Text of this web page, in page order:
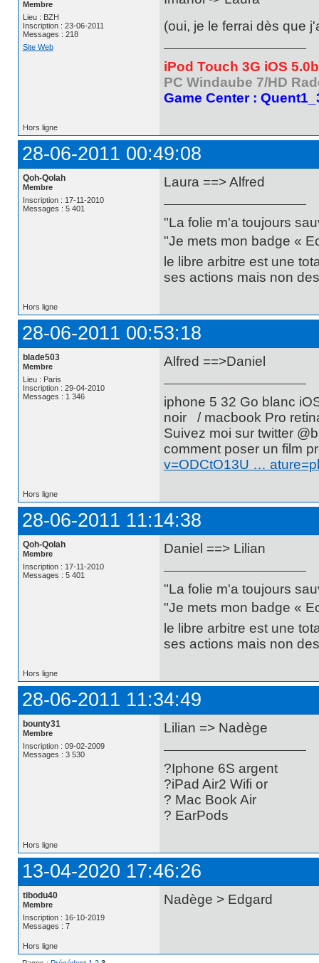
Membre
Lieu : BZH
Inscription : 23-06-2011
Messages : 218
Site Web
(oui, je le ferrai dès que
iPod Touch 3G iOS
PC Windaube 7/HD
Game Center :
Hors ligne
28-06-2011 00:49:08
Qoh-Qolah
Membre
Inscription : 17-11-2010
Messages : 5 401
Laura ==> Alfred
"La folie m'a toujours
"Je mets mon badge «
le libre arbitre est une
ses actions mais non
Hors ligne
28-06-2011 00:53:18
blade503
Membre
Lieu : Paris
Inscription : 29-04-2010
Messages : 1 346
Alfred ==>Daniel
iphone 5 32 Go blanc
noir / macbook Pro
Suivez moi sur twitter
comment poser un film
v=ODCtO13U …
Hors ligne
28-06-2011 11:14:38
Qoh-Qolah
Membre
Inscription : 17-11-2010
Messages : 5 401
Daniel ==> Lilian
"La folie m'a toujours
"Je mets mon badge «
le libre arbitre est une
ses actions mais non
Hors ligne
28-06-2011 11:34:49
bounty31
Membre
Inscription : 09-02-2009
Messages : 3 530
Lilian => Nadège
?Iphone 6S argent
?iPad Air2 Wifi or
? Mac Book Air
? EarPods
Hors ligne
13-04-2020 17:46:26
tibodu40
Membre
Inscription : 16-10-2019
Messages : 7
Nadège > Edgard
Hors ligne